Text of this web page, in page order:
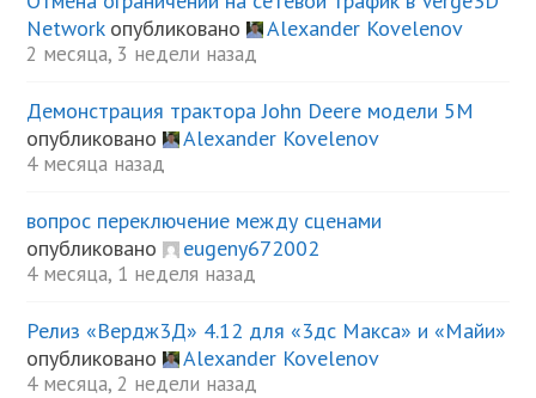
Networkопубликовано Alexander Kovelenov
2 месяца, 3 недели назад
Демонстрация трактора John Deere модели 5М
опубликовано
Alexander Kovelenov
4 месяца назад
вопрос переключение между сценами
опубликовано
eugeny672002
4 месяца, 1 неделя назад
Релиз «Вердж3Д» 4.12 для «3дс Макса» и «Майи»
опубликовано
Alexander Kovelenov
4 месяца, 2 недели назад